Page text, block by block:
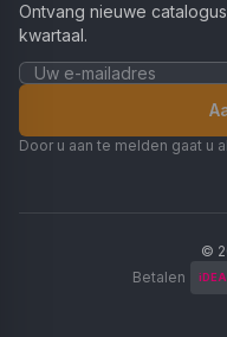
Ontvang nieuwe
kwartaal.
Door u aan te melden gaat u
©
Betalen